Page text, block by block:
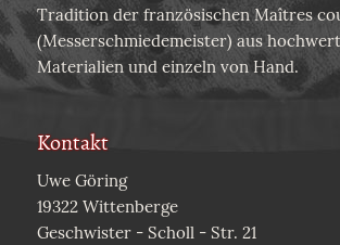
Tradition der französischen Maîtres
(Messerschmiedemeister) aus
Materialien und einzeln von Hand.
Kontakt
Uwe Göring
19322 Wittenberge
Geschwister - Scholl - Str. 21